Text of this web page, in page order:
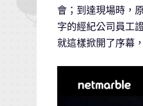
會；到達現場時，
字的經紀公司員工
就這樣掀開了序幕